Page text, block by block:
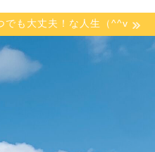
も大丈夫！な人生（^^v